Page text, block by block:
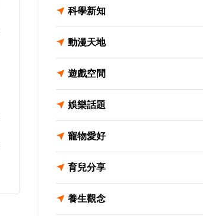
科學新知
動漫天地
遊戲空間
娛樂話題
寵物愛好
育兒分享
養生觀念